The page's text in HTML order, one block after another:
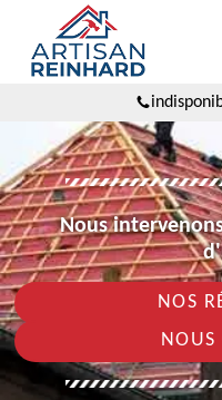
Nous
NOS
NOUS